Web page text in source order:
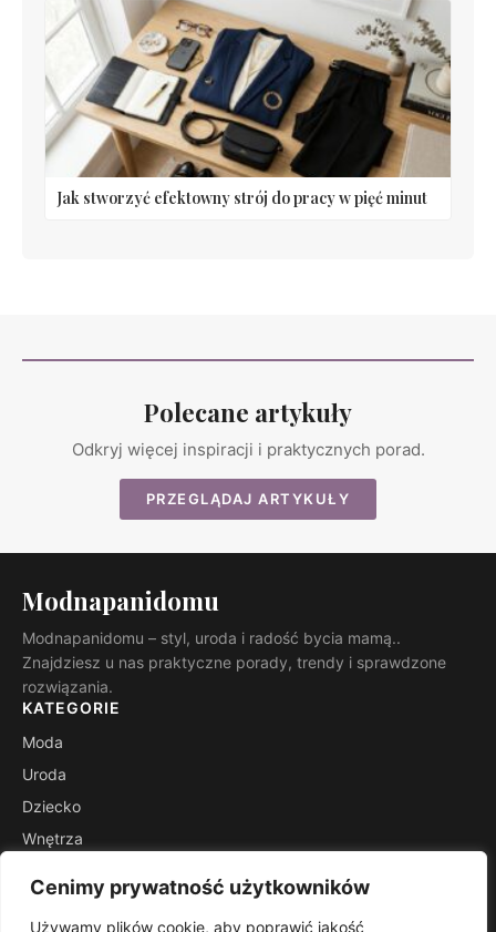
Cenimy prywatność użytkowników
Używamy plików cookie, aby poprawić jakość
Jak stworzyć efektowny strój do pracy w pięć minut
Polecane artykuły
Odkryj więcej inspiracji i praktycznych porad.
PRZEGLĄDAJ ARTYKUŁY
Modnapanidomu
Modnapanidomu – styl, uroda i radość bycia mamą..
Znajdziesz u nas praktyczne porady, trendy i sprawdzone
rozwiązania.
KATEGORIE
Moda
Uroda
Dziecko
Wnętrza